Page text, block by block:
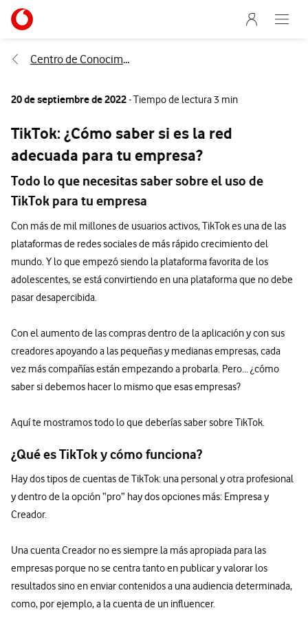
Ir a la pagina principal de vodafone.es
Menu
Abre
Centro de Conocimiento
20 de septiembre de 2022- Tiempo de lectura 3 min
TikTok: ¿Cómo saber si es la red
adecuada para tu empresa?
Todo lo que necesitas saber sobre el uso de
TikTok para tu empresa
Con más de mil millones de usuarios activos, TikTok es una de las
plataformas de redes sociales de más rápido crecimiento del
mundo. Y lo que empezó siendo la plataforma favorita de los
adolescentes, se está convirtiendo en una plataforma que no debe
pasar desapercibida.
Con el aumento de las compras dentro de la aplicación y con sus
creadores apoyando a las pequeñas y medianas empresas, cada
vez más compañías están empezando a probarla. Pero... ¿cómo
saber si debemos hacer lo mismo que esas empresas?
Aquí te mostramos todo lo que deberías saber sobre TikTok.
¿Qué es TikTok y cómo funciona?
Hay dos tipos de cuentas de TikTok: una personal y otra profesional
y dentro de la opción “pro” hay dos opciones más: Empresa y
Creador.
Una cuenta Creador no es siempre la más apropiada para las
empresas porque no se centra tanto en publicar y valorar los
resultados sino en enviar contenidos a una audiencia determinada,
como, por ejemplo, a la cuenta de un influencer.